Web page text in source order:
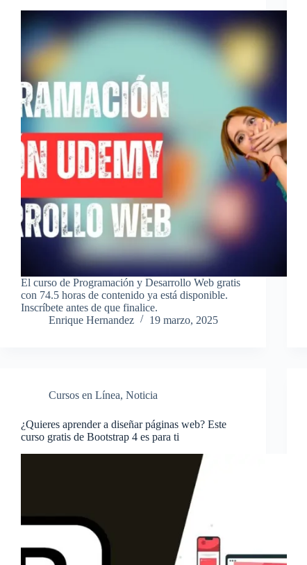
El curso de Programación y Desarrollo Web gratis
con 74.5 horas de contenido ya está disponible.
Inscríbete antes de que finalice.
Enrique Hernandez
19 marzo, 2025
Cursos en Línea, Noticia
¿Quieres aprender a diseñar páginas web? Este
curso gratis de Bootstrap 4 es para ti